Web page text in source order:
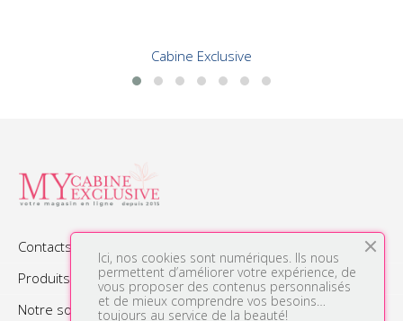
Cabine Exclusive
Contacts 
Produits
Notre société
Ici, nos cookies sont numériques. Ils nous
permettent d’améliorer votre expérience, de
vous proposer des contenus personnalisés
et de mieux comprendre vos besoins…
toujours au service de la beauté!